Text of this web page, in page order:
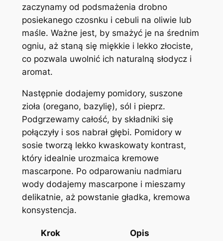
zaczynamy od podsmażenia drobno
posiekanego czosnku i cebuli na oliwie lub
maśle. Ważne jest, by smażyć je na średnim
ogniu, aż staną się miękkie i lekko złociste,
co pozwala uwolnić ich naturalną słodycz i
aromat.
Następnie dodajemy pomidory, suszone
zioła (oregano, bazylię), sól i pieprz.
Podgrzewamy całość, by składniki się
połączyły i sos nabrał głębi. Pomidory w
sosie tworzą lekko kwaskowaty kontrast,
który idealnie urozmaica kremowe
mascarpone. Po odparowaniu nadmiaru
wody dodajemy mascarpone i mieszamy
delikatnie, aż powstanie gładka, kremowa
konsystencja.
Krok Opis